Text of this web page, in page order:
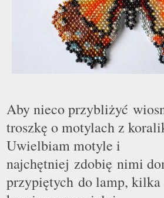
Aby nieco przybliżyć
troszkę o motylach z
Uwielbiam motyle i
najchętniej zdobię nimi
przypiętych do lamp, kilka